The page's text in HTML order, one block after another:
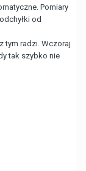
Pomiary
od
tym radzi. Wczoraj
tak szybko nie